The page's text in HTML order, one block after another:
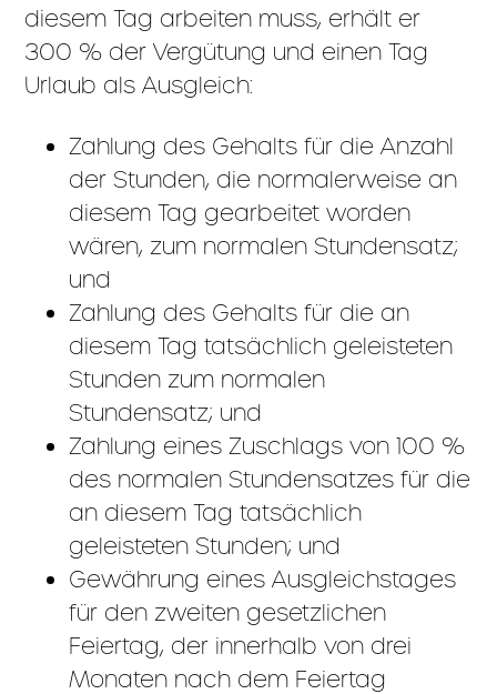
diesem Tag arbeiten muss, erhält er
300 % der Vergütung und einen Tag
Urlaub als Ausgleich:
Zahlung des Gehalts für die Anzahl
der Stunden, die normalerweise an
diesem Tag gearbeitet worden
wären, zum normalen Stundensatz;
und
Zahlung des Gehalts für die an
diesem Tag tatsächlich geleisteten
Stunden zum normalen
Stundensatz; und
Zahlung eines Zuschlags von 100 %
des normalen Stundensatzes für die
an diesem Tag tatsächlich
geleisteten Stunden; und
Gewährung eines Ausgleichstages
für den zweiten gesetzlichen
Feiertag, der innerhalb von drei
Monaten nach dem Feiertag